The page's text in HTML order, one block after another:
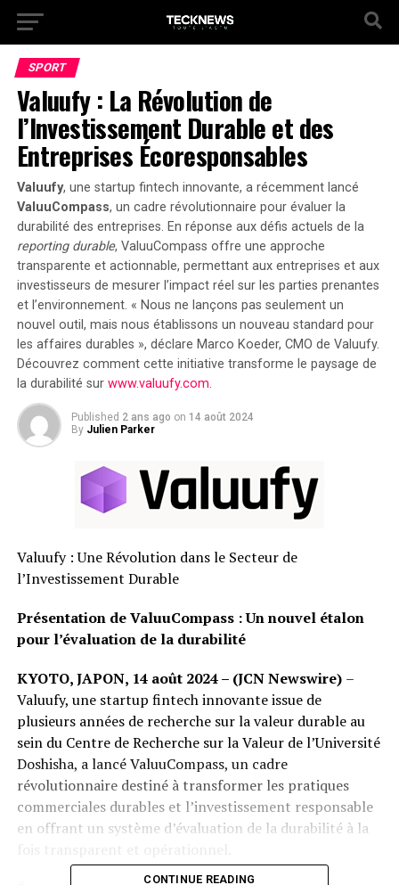
SPORT
Valuufy : La Révolution de
l’Investissement Durable et des
Entreprises Écoresponsables
Valuufy, une startup fintech innovante, a récemment lancé
ValuuCompass, un cadre révolutionnaire pour évaluer la
durabilité des entreprises. En réponse aux défis actuels de la
reporting durable, ValuuCompass offre une approche
transparente et actionnable, permettant aux entreprises et aux
investisseurs de mesurer l’impact réel sur les parties prenantes
et l’environnement. « Nous ne lançons pas seulement un
nouvel outil, mais nous établissons un nouveau standard pour
les affaires durables », déclare Marco Koeder, CMO de Valuufy.
Découvrez comment cette initiative transforme le paysage de
la durabilité sur www.valuufy.com.
Published 2 ans ago on 14 août 2024
By Julien Parker
Valuufy : Une Révolution dans le Secteur de
l’Investissement Durable
Présentation de ValuuCompass : Un nouvel étalon
pour l’évaluation de la durabilité
KYOTO, JAPON, 14 août 2024 – (JCN Newswire) –
Valuufy, une startup fintech innovante issue de
plusieurs années de recherche sur la valeur durable au
sein du Centre de Recherche sur la Valeur de l’Université
Doshisha, a lancé ValuuCompass, un cadre
révolutionnaire destiné à transformer les pratiques
commerciales durables et l’investissement responsable
en offrant un système d’évaluation de la durabilité à la
CONTINUE READING